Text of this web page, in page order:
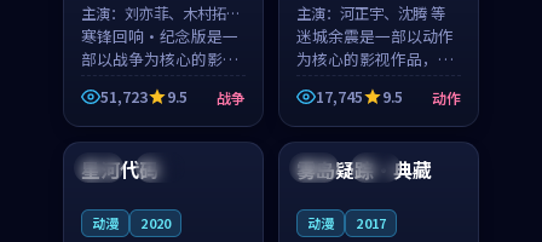
主演： 刘亦菲、木村拓哉
等
寒锋回响·纪念版是一
部以战争为核心的影视
作品，围绕危机、反转
与人物成长展开，整体
节奏紧凑，值得推荐观
51,723 9.5 战争
主演： 河正宇、沈腾 等
迷城余震是一部以动作
为核心的影视作品，围
绕危机、反转与人物成
长展开，整体节奏紧
凑，值得推荐观看。
17,745 9.5 动作
英国 杜比
星河代码
动漫 2020
泰国 完结
雾岛疑踪·典藏
动漫 2017